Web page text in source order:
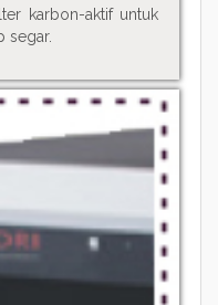
karbon-aktif untuk
segar.